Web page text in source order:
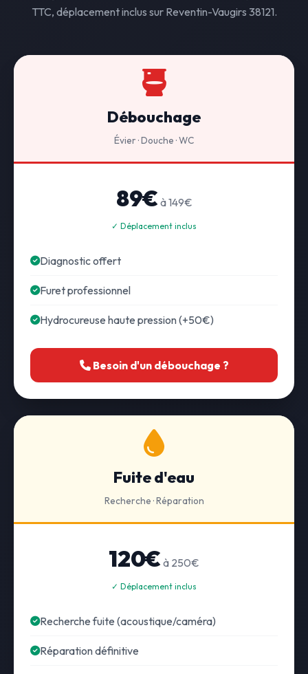
TTC, déplacement inclus sur Reventin-Vaugirs 38121.
Débouchage
Évier · Douche · WC
89€ à 149€
✓ Déplacement inclus
Diagnostic offert
Furet professionnel
Hydrocureuse haute pression (+50€)
Besoin d'un débouchage ?
Fuite d'eau
Recherche · Réparation
120€ à 250€
✓ Déplacement inclus
Recherche fuite (acoustique/caméra)
Réparation définitive